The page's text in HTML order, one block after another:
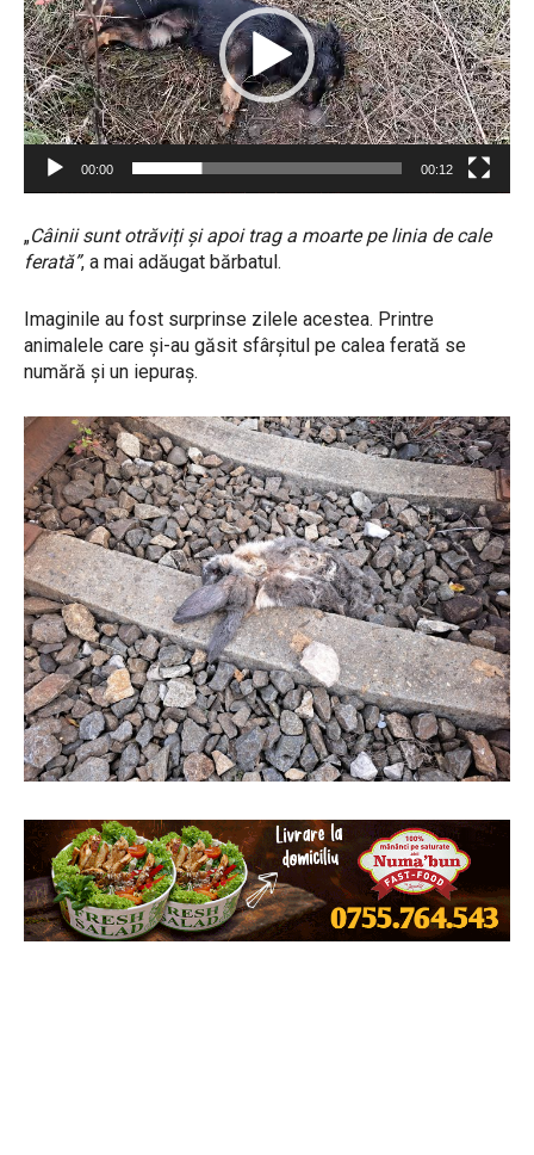
y
e
r
v
i
d
o
00:00 00:12
„Câinii sunt otrăviți și apoi trag a moarte pe linia de cale
ferată”, a mai adăugat bărbatul.
Imaginile au fost surprinse zilele acestea. Printre
animalele care și-au găsit sfârșitul pe calea ferată se
numără și un iepuraș.